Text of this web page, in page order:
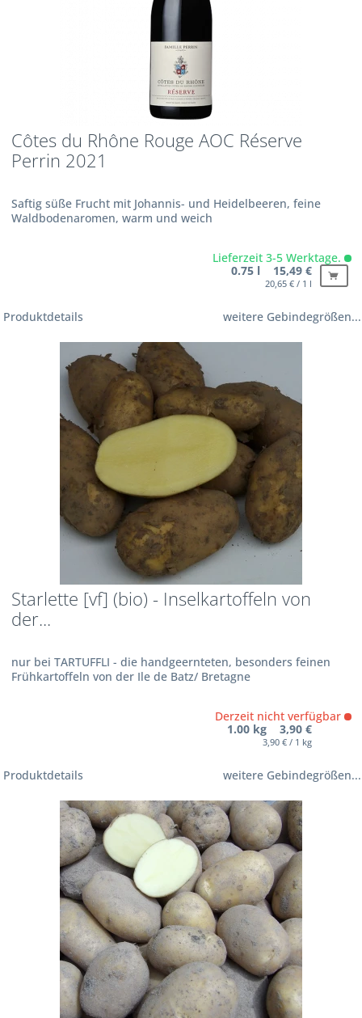
Côtes du Rhône Rouge AOC Réserve
Perrin 2021
Saftig süße Frucht mit Johannis- und Heidelbeeren, feine
Waldbodenaromen, warm und weich
Lieferzeit 3-5 Werktage.
0.75 l 15,49 €
20,65 € / 1 l
Produktdetails weitere Gebindegrößen...
Starlette [vf] (bio) - Inselkartoffeln von
der...
nur bei TARTUFFLI - die handgeernteten, besonders feinen
Frühkartoffeln von der Ile de Batz/ Bretagne
Derzeit nicht verfügbar
1.00 kg 3,90 €
3,90 € / 1 kg
Produktdetails weitere Gebindegrößen...